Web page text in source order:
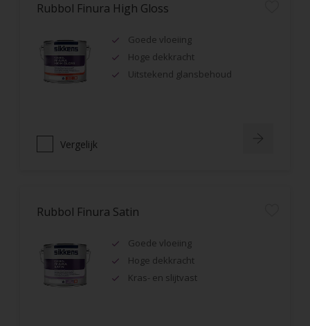
Rubbol Finura High Gloss
Goede vloeiing
Hoge dekkracht
Uitstekend glansbehoud
Vergelijk
Rubbol Finura Satin
Goede vloeiing
Hoge dekkracht
Kras- en slijtvast